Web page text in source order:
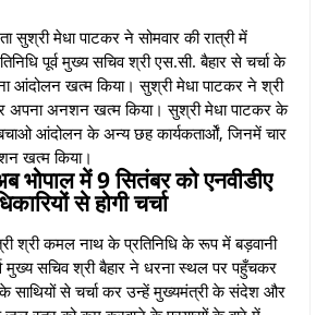
सुश्री मेधा पाटकर ने सोमवार की रात्री में
पूर्व मुख्य सचिव श्री एस.सी. बैहार से चर्चा के
आंदोलन खत्म किया। सुश्री मेधा पाटकर ने श्री
अपना अनशन खत्म किया। सुश्री मेधा पाटकर के
आंदोलन के अन्य छह कार्यकतार्ओं, जिनमें चार
खत्म किया।
अब भोपाल में 9 सितंबर को एनवीडीए
से होगी चर्चा
श्री कमल नाथ के प्रतिनिधि के रूप में बड़वानी
मुख्य सचिव श्री बैहार ने धरना स्थल पर पहुँचकर
साथियों से चर्चा कर उन्हें मुख्यमंत्री के संदेश और